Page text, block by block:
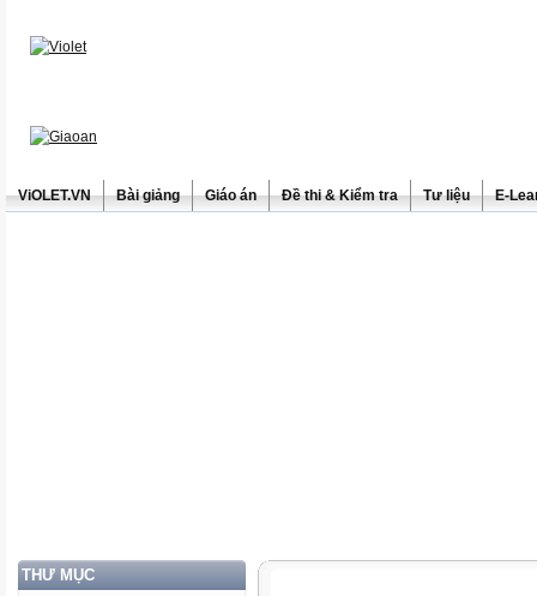
ViOLET.VN Bài giảng Giáo án Đề thi & Kiểm tra Tư liệu E-
THƯ MỤC